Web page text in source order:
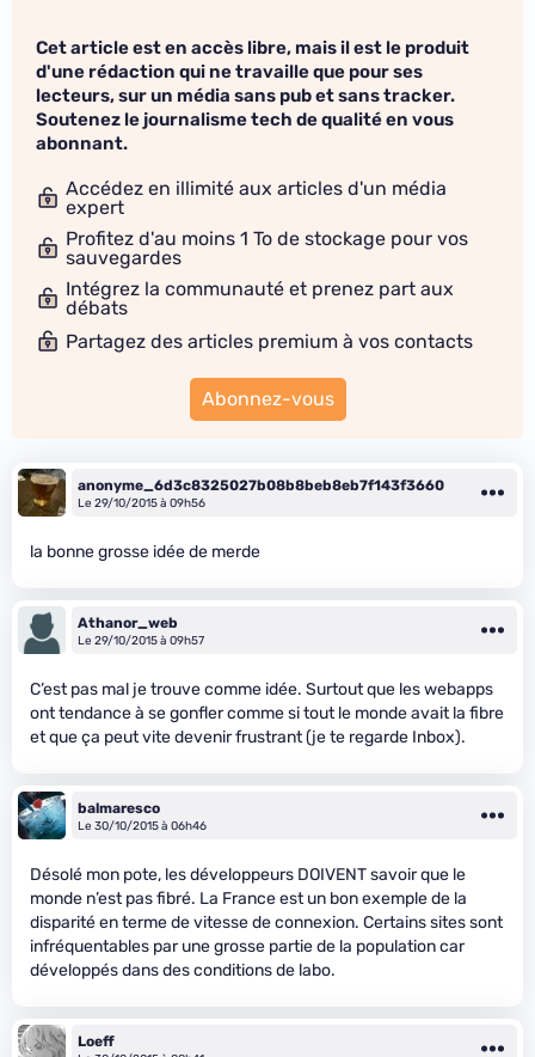
Cet article est en accès libre, mais il est le produit
d'une rédaction qui ne travaille que pour ses
lecteurs, sur un média sans pub et sans tracker.
Soutenez le journalisme tech de qualité en vous
abonnant.
Accédez en illimité aux articles d'un média
expert
Profitez d'au moins 1 To de stockage pour vos
sauvegardes
Intégrez la communauté et prenez part aux
débats
Partagez des articles premium à vos contacts
Abonnez-vous
anonyme_6d3c8325027b08b8beb8eb7f143f3660
Le 29/10/2015 à 09h56
la bonne grosse idée de merde
Athanor_web
Le 29/10/2015 à 09h57
C’est pas mal je trouve comme idée. Surtout que les webapps
ont tendance à se gonfler comme si tout le monde avait la fibre
et que ça peut vite devenir frustrant (je te regarde Inbox).
balmaresco
Le 30/10/2015 à 06h46
Désolé mon pote, les développeurs DOIVENT savoir que le
monde n’est pas fibré. La France est un bon exemple de la
disparité en terme de vitesse de connexion. Certains sites sont
infréquentables par une grosse partie de la population car
développés dans des conditions de labo.
Loeff